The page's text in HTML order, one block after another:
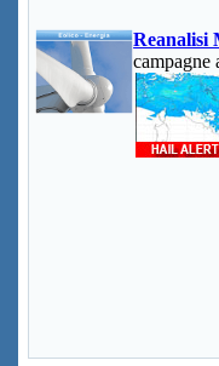
Reanalisi
campagne